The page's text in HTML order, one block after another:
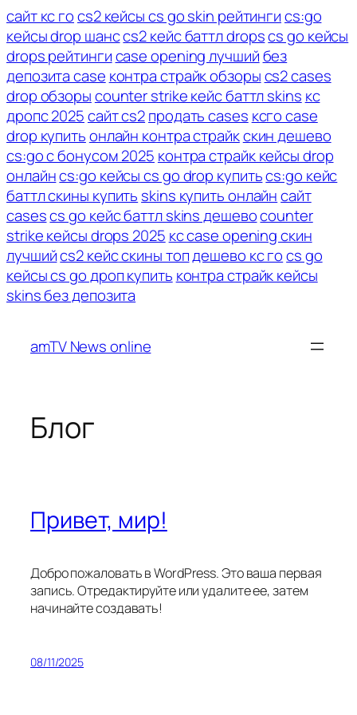
сайт кс гоcs2 кейсы cs go skin рейтингиcs:go
кейсы drop шансcs2 кейс баттл dropscs go кейсы
drops рейтингиcase opening лучшийбез
депозита case контра страйк обзорыcs2 cases
drop обзорыcounter strike кейс баттл skins кс
дропс 2025сайт cs2продать cases ксго case
drop купитьонлайн контра страйкскин дешево
cs:go с бонусом 2025 контра страйк кейсы drop
онлайнcs:go кейсы cs go drop купитьcs:go кейс
баттл скины купить skins купить онлайнсайт
casescs go кейс баттл skins дешевоcounter
strike кейсы drops 2025 кс case opening скин
лучшийcs2 кейс скины топдешево кс гоcs go
кейсы cs go дроп купить контра страйк кейсы
skins без депозита
amTV News online
Блог
Привет, мир!
Добро пожаловать в WordPress. Это ваша первая
запись. Отредактируйте или удалите ее, затем
начинайте создавать!
08/11/2025